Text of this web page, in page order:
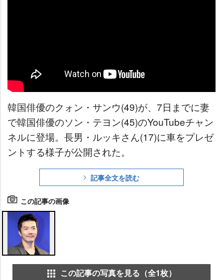
韓国俳優のクォン・サンウ(49)が、7日までに妻
で韓国俳優のソン・テヨン(45)のYouTubeチャン
ネルに登場。長男・ルッキさん(17)に車をプレゼ
ントする様子が公開された。
記事全文を読む
この記事の画像
この記事の写真を見る（全1枚）